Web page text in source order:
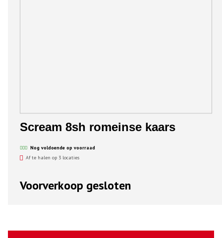
Scream 8sh romeinse kaars
Nog voldoende op voorraad
Af te halen op 3 locaties
Voorverkoop gesloten